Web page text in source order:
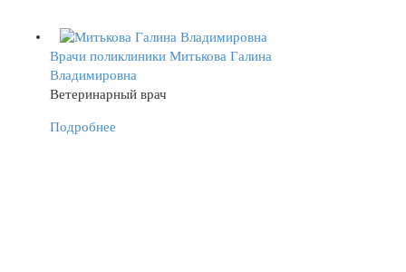
Врачи поликлиники Митькова Галина
Владимировна
Ветеринарный врач
Подробнее